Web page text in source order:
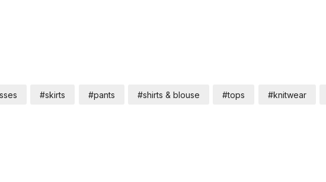
#skirts #pants #shirts & blouse #tops #knitwear